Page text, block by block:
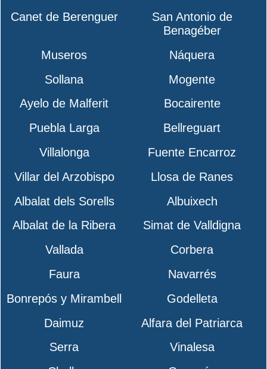
Canet de Berenguer
San Antonio de
Benagéber
Museros
Náquera
Sollana
Mogente
Ayelo de Malferit
Bocairente
Puebla Larga
Bellreguart
Villalonga
Fuente Encarroz
Villar del Arzobispo
Llosa de Ranes
Albalat dels Sorells
Albuixech
Albalat de la Ribera
Simat de Valldigna
Vallada
Corbera
Faura
Navarrés
Bonrepós y Mirambell
Godelleta
Daimuz
Alfara del Patriarca
Serra
Vinalesa